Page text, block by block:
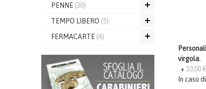
virgola.
+ 10,00 €
In caso
PENNE (30)
TEMPO LIBERO (5)
FERMACARTE (4)